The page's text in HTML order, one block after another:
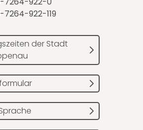
922-119
der Stadt